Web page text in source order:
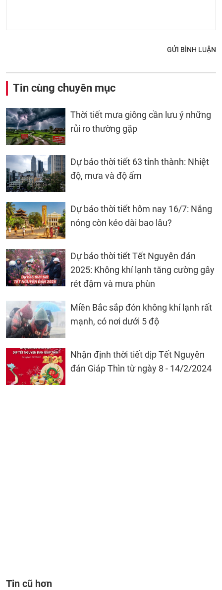
GỬI BÌNH LUẬN
Tin cùng chuyên mục
Thời tiết mưa giông cần lưu ý những
rủi ro thường gặp
Dự báo thời tiết 63 tỉnh thành: Nhiệt
độ, mưa và độ ẩm
Dự báo thời tiết hôm nay 16/7: Nắng
nóng còn kéo dài bao lâu?
Dự báo thời tiết Tết Nguyên đán
2025: Không khí lạnh tăng cường gây
rét đậm và mưa phùn
Miền Bắc sắp đón không khí lạnh rất
mạnh, có nơi dưới 5 độ
Nhận định thời tiết dịp Tết Nguyên
đán Giáp Thìn từ ngày 8 - 14/2/2024
Tin cũ hơn